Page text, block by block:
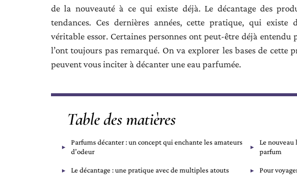
de la nouveauté à ce qui existe déjà. Le décantage des
tendances. Ces dernières années, cette pratique, qui existe
véritable essor. Certaines personnes ont peut-être déjà entendu
l’ont toujours pas remarqué. On va explorer les bases de cette
peuvent vous inciter à décanter une eau parfumée.
Table des matières
Parfums décanter : un concept qui enchante les amateurs
d’odeur
Le nouveau
parfum
Le décantage : une pratique avec de multiples atouts Pour